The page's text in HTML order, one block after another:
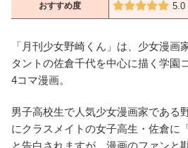
おすすめ度 5.0
「月刊少女野崎くん」は、少女漫画
タントの佐倉千代を中心に描く学園
4コマ漫画。
男子高校生で人気少女漫画家である
にクラスメイトの女子高生・佐倉に